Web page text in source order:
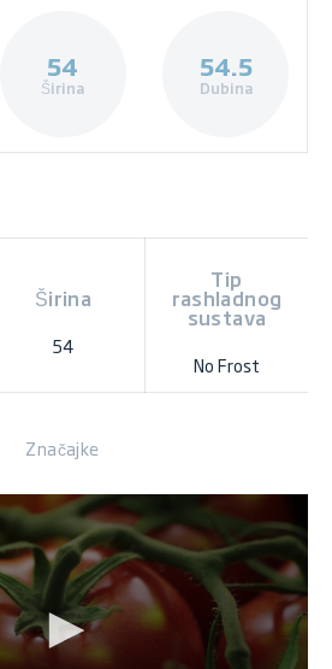
54
Širina
54.5
Dubina
Širina
54
Tip
rashladnog
sustava
No Frost
Značajke